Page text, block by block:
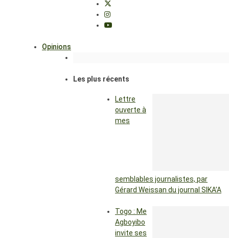
Opinions
Les plus récents
Lettre
ouverte à
mes
semblables journalistes, par
Gérard Weissan du journal SIKA’A
Togo : Me
Agboyibo
invite ses